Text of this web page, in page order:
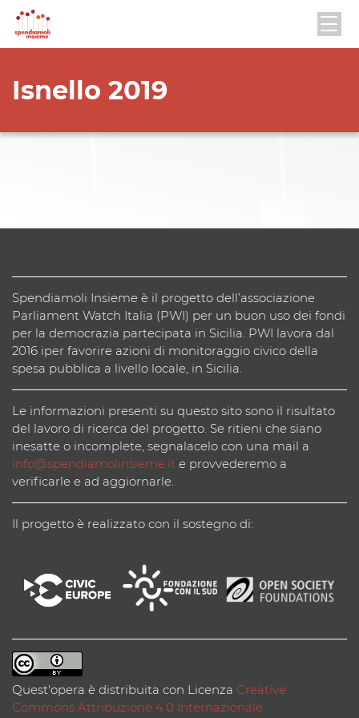
Isnello 2019
Spendiamoli Insieme è il progetto dell’associazione
Parliament Watch Italia (PWI) per un buon uso dei fondi
per la democrazia partecipata in Sicilia. PWI lavora dal
2016 iper favorire azioni di monitoraggio civico della
spesa pubblica a livello locale, in Sicilia.
Le informazioni presenti su questo sito sono il risultato
del lavoro di ricerca del progetto. Se ritieni che siano
inesatte o incomplete, segnalacelo con una mail a
info@spendiamolinsieme.it e provvederemo a
verificarle e ad aggiornarle.
Il progetto è realizzato con il sostegno di:
Quest'opera è distribuita con Licenza Creative
Commons Attribuzione 4.0 Internazionale